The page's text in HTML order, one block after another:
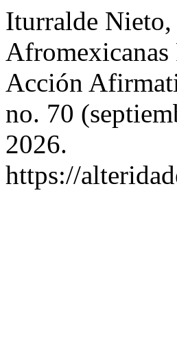
Iturralde
Acción
no. 70
2026.
https://